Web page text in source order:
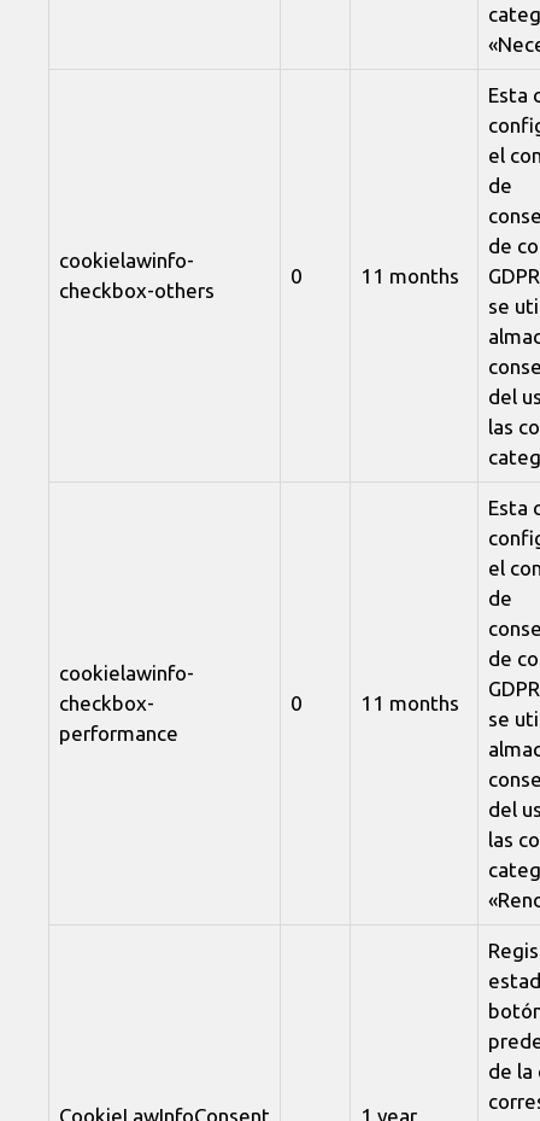
cookielawinfo-
checkbox-others
0 11 months
Esta
el
de
de
se
del
las
cookielawinfo-
checkbox-
performance
0 11 months
Esta
el
de
de
se
del
las
CookieLawInfoConsent 1 year
de la